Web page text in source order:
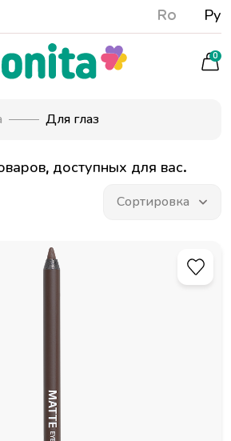
Ro Ру
0
Для глаз
доступных для вас.